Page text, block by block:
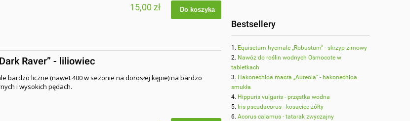
15,00 zł Do koszyka
Raver” - liliowiec
bardzo liczne (nawet 400 w sezonie na dorosłej kępie) na bardzo
i wysokich pędach.
Bestsellery
Equisetum hyemale „Robustum” - skrzyp zimowy
Nawóz do roślin wodnych Osmocote w
tabletkach
Hakonechloa macra „Aureola” - hakonechloa
smukła
Hippuris vulgaris - przęstka wodna
Iris pseudacorus - kosaciec żółty
Acorus calamus - tatarak zwyczajny